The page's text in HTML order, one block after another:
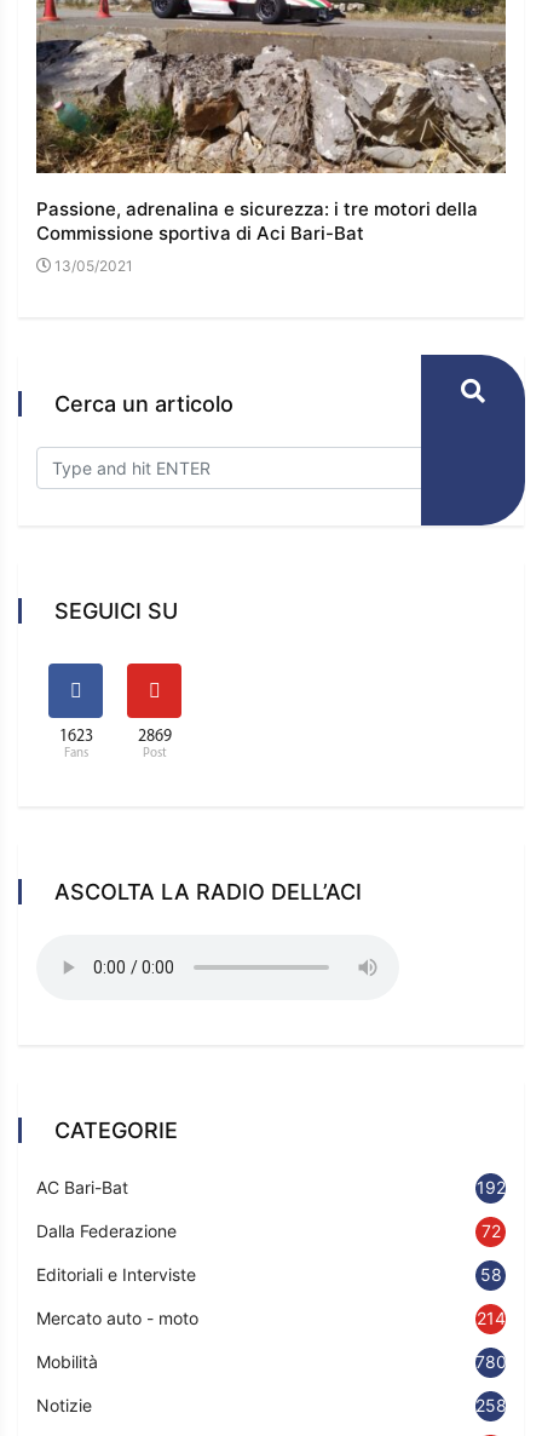
Passione, adrenalina e sicurezza: i tre motori della
Commissione sportiva di Aci Bari-Bat
13/05/2021
Cerca un articolo
SEGUICI SU
1623
Fans
2869
Post
ASCOLTA LA RADIO DELL’ACI
CATEGORIE
AC Bari-Bat 192
Dalla Federazione 72
Editoriali e Interviste 58
Mercato auto - moto 214
Mobilità 780
Notizie 2583